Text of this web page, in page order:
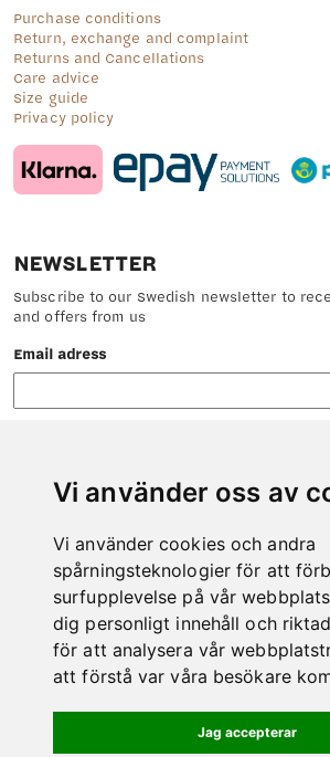
Vi använder oss av
Vi använder cookies och andra
spårningsteknologier för att
surfupplevelse på vår
dig personligt innehåll och
för att analysera vår
att förstå var våra besökare
Jag accepterar
Purchase conditions
Return, exchange and complaint
Returns and Cancellations
Care advice
Size guide
Privacy policy
NEWSLETTER
Subscribe to our Swedish newsletter to
and offers from us
Email adress
CONTACT
Do not hesitate to contact us if there is
you with.
Phone: 0978-600 00
E-mail: info@kero.se
MAP